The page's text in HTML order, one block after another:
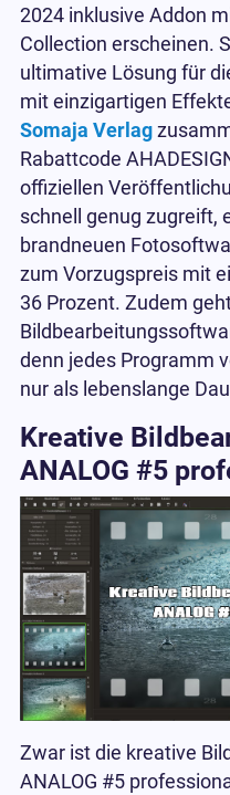
2024 inklusive Addon
Collection erscheinen.
ultimative Lösung für
mit einzigartigen
Somaja Verlag
Rabattcode
offiziellen
schnell genug zugreift,
brandneuen
zum Vorzugspreis mit
36 Prozent. Zudem
denn jedes Programm
nur als lebenslange
Kreative
ANALOG #5
Zwar ist die kreative
ANALOG #5